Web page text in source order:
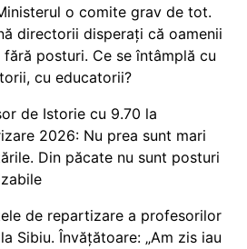
o comite grav de tot.
directorii disperați că oamenii
fără posturi. Ce se întâmplă cu
cu educatorii?
de Istorie cu 9.70 la
2026: Nu prea sunt mari
Din păcate nu sunt posturi
de repartizare a profesorilor
Sibiu. Învățătoare: „Am zis iau